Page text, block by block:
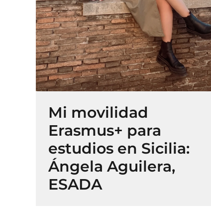
Mi movilidad
Erasmus+ para
estudios en Sicilia:
Ángela Aguilera,
ESADA